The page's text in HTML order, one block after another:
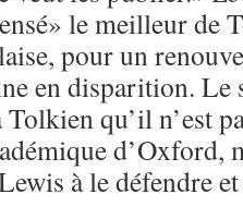
le meilleur de
pour un
en disparition.
qu’il n’est
d’Oxford,
à le défendre